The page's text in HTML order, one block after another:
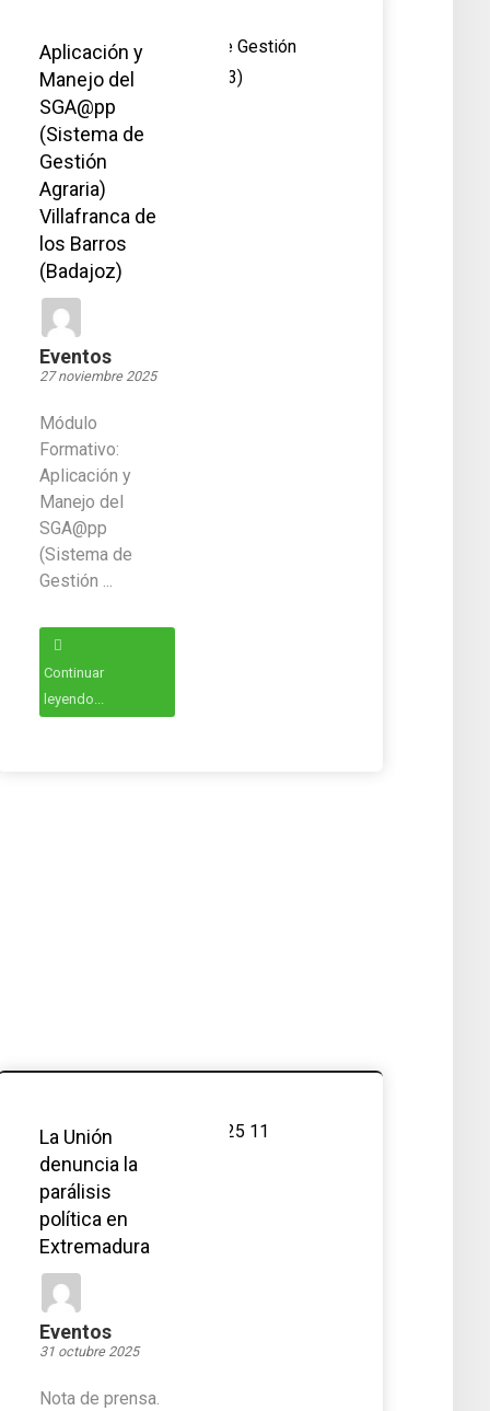
Aplicación y
Manejo del
SGA@pp
(Sistema de
Gestión
Agraria)
Villafranca de
los Barros
(Badajoz)
Eventos
27 noviembre 2025
Módulo
Formativo:
Aplicación y
Manejo del
SGA@pp
(Sistema de
Gestión ...
Continuar
leyendo...
La Unión
denuncia la
parálisis
política en
Extremadura
Eventos
31 octubre 2025
Nota de prensa.